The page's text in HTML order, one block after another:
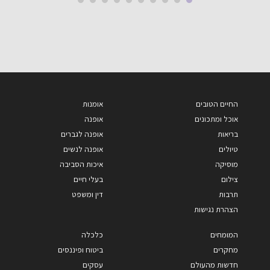
החיים הטובים
אוכל ומתכונים
בריאות
טיולים
מוסיקה
צילום
תרבות
הצהרת נגישות
אומנות
אופנה
אופנה לגברים
אופנה לנשים
איכות הסביבה
בעלי חיים
דין ומשפט
המומחים
מחקרים
חדשות מהעולם
כלכלה
ביטוח ופיננסים
עסקים